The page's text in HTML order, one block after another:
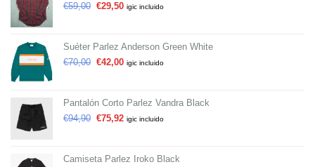
€59,00 €29,50 igic incluido
Suéter Parlez Anderson Green White
€70,00 €42,00 igic incluido
Pantalón Corto Parlez Vandra Black
€94,90 €75,92 igic incluido
Camiseta Parlez Iroko Black